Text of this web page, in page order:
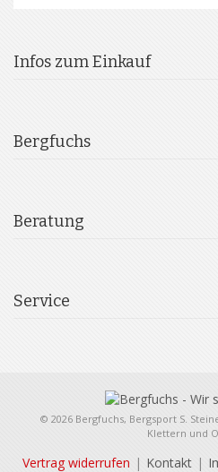
Infos zum Einkauf
Bergfuchs
Beratung
Service
© 2026 Bergfuchs, Bergsport S.
Klettern und
Vertrag widerrufen Kontakt